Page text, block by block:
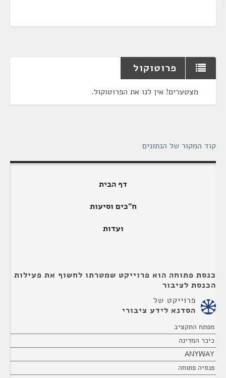
פרוטוקול
מצטערים! אין לנו את הפרוטוקול.
קוד המקור של הנתונים
דף הבית
ח"כים וסיעות
ועדות
כנסת פתוחה הוא פרוייקט שמטרתו לחשוף את פעילות
הכנסת לציבור
פרוייקט של
הסדנא לידע ציבורי
מפתח התקציב
כיכר המדינה
ANYWAY
פנסיה פתוחה